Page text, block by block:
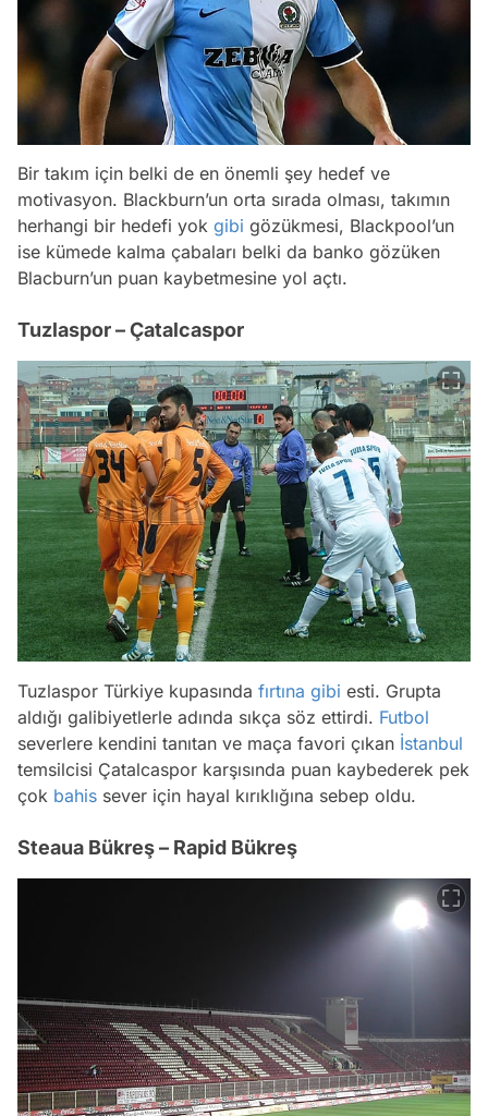
Bir takım için belki de en önemli şey hedef ve
motivasyon. Blackburn’un orta sırada olması, takımın
herhangi bir hedefi yok gibi gözükmesi, Blackpool’un
ise kümede kalma çabaları belki da banko gözüken
Blacburn’un puan kaybetmesine yol açtı.
Tuzlaspor – Çatalcaspor
Tuzlaspor Türkiye kupasında fırtına gibi esti. Grupta
aldığı galibiyetlerle adında sıkça söz ettirdi. Futbol
severlere kendini tanıtan ve maça favori çıkan İstanbul
temsilcisi Çatalcaspor karşısında puan kaybederek pek
çok bahis sever için hayal kırıklığına sebep oldu.
Steaua Bükreş – Rapid Bükreş